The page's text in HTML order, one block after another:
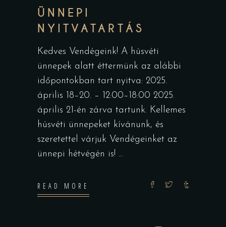
ÜNNEPI
NYITVATARTÁS
Kedves Vendégeink! A húsvéti
ünnepek alatt éttermünk az alábbi
időpontokban tart nyitva: 2025.
április 18–20. – 12:00–18:00 2025.
április 21-én zárva tartunk. Kellemes
húsvéti ünnepeket kívánunk, és
szeretettel várjuk Vendégeinket az
ünnepi hétvégén is!
READ MORE